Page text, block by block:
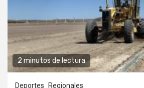
2 minutos de lectura
Deportes Regionales